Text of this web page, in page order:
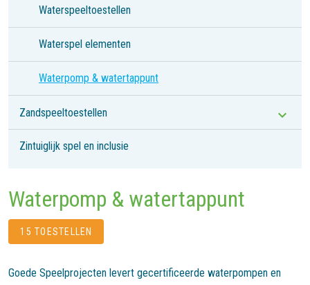
Waterspeeltoestellen
Waterspel elementen
Waterpomp & watertappunt
Zandspeeltoestellen
Zintuiglijk spel en inclusie
Waterpomp & watertappunt
15 TOESTELLEN
Goede Speelprojecten levert gecertificeerde waterpompen en